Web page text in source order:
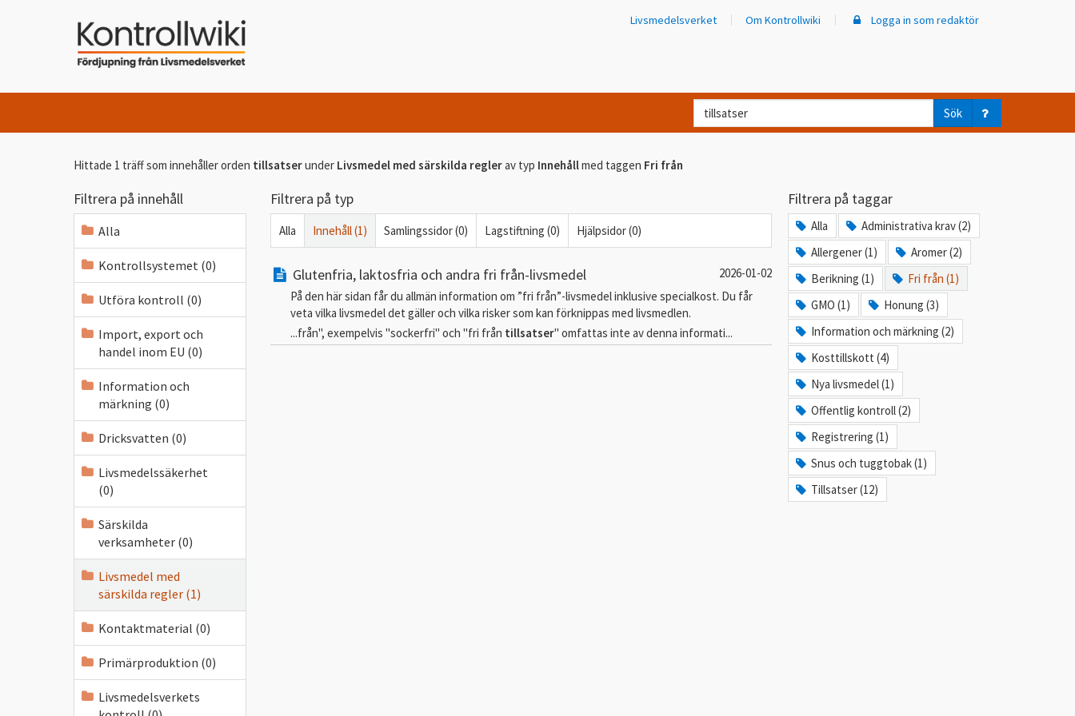
Livsmedelsverket Om Kontrollwiki Logga in som redaktör
Vad
letar
Kontrollwiki?
Sök
Hittade 1 träff som innehåller orden tillsatserunder Livsmedel med särskilda reglerav typ Innehållmed taggen Fri från
Filtrera på innehåll
Alla
Kontrollsystemet (0)
Utföra kontroll (0)
Import, export och
handel inom EU (0)
Information och
märkning (0)
Dricksvatten (0)
Livsmedelssäkerhet
(0)
Särskilda
verksamheter (0)
Livsmedel med
särskilda regler (1)
Kontaktmaterial (0)
Primärproduktion (0)
Livsmedelsverkets
Filtrera på typ
Alla Innehåll (1) Samlingssidor (0) Lagstiftning (0) Hjälpsidor (0)
Glutenfria, laktosfria och andra fri från-livsmedel
2026-01-02
På den här sidan får du allmän information om ”fri från”-livsmedel inklusive specialkost. Du får
veta vilka livsmedel det gäller och vilka risker som kan förknippas med livsmedlen.
...från", exempelvis "sockerfri" och "fri från tillsatser" omfattas inte av denna informati...
Filtrera på taggar
Alla
Administrativa krav (2)
Allergener (1)
Aromer (2)
Berikning (1)
Fri från (1)
GMO (1)
Honung (3)
Information och märkning (2)
Kosttillskott (4)
Nya livsmedel (1)
Offentlig kontroll (2)
Registrering (1)
Snus och tuggtobak (1)
Tillsatser (12)